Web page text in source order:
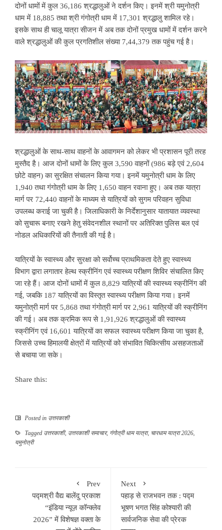
दोनों धामों में कुल 36,186 श्रद्धालुओं ने दर्शन किए। इनमें श्री यमुनोत्री
धाम में 18,885 तथा श्री गंगोत्री धाम में 17,301 श्रद्धालु शामिल रहे।
इसके साथ ही चालू यात्रा सीजन में अब तक दोनों प्रमुख धामों में दर्शन करने
वाले श्रद्धालुओं की कुल प्रगतिशील संख्या 7,44,379 तक पहुंच गई है।
श्रद्धालुओं के साथ-साथ वाहनों के आवागमन को लेकर भी प्रशासन पूरी तरह
मुस्तैद है। आज दोनों धामों के लिए कुल 3,590 वाहनों (986 बड़े एवं 2,604
छोटे वाहन) का सुरक्षित संचालन किया गया। इनमें यमुनोत्री धाम के लिए
1,940 तथा गंगोत्री धाम के लिए 1,650 वाहन रवाना हुए। अब तक यात्रा
मार्ग पर 72,440 वाहनों के माध्यम से यात्रियों को सुगम परिवहन सुविधा
उपलब्ध कराई जा चुकी है। जिलाधिकारी के निर्देशानुसार यातायात व्यवस्था
को सुचारू बनाए रखने हेतु संवेदनशील स्थानों पर अतिरिक्त पुलिस बल एवं
नोडल अधिकारियों की तैनाती की गई है।
यात्रियों के स्वास्थ्य और सुरक्षा को सर्वोच्च प्राथमिकता देते हुए स्वास्थ्य
विभाग द्वारा लगातार हेल्थ स्क्रीनिंग एवं स्वास्थ्य परीक्षण शिविर संचालित किए
जा रहे हैं। आज दोनों धामों में कुल 8,829 यात्रियों की स्वास्थ्य स्क्रीनिंग की
गई, जबकि 187 यात्रियों का विस्तृत स्वास्थ्य परीक्षण किया गया। इनमें
यमुनोत्री मार्ग पर 5,868 तथा गंगोत्री मार्ग पर 2,961 यात्रियों की स्क्रीनिंग
की गई। अब तक क्रमिक रूप से 1,91,926 श्रद्धालुओं की स्वास्थ्य
स्क्रीनिंग एवं 16,601 यात्रियों का सफल स्वास्थ्य परीक्षण किया जा चुका है,
जिससे उच्च हिमालयी क्षेत्रों में यात्रियों को संभावित चिकित्सीय असहजताओं
से बचाया जा सके।
Share this:
Posted in उत्तरकाशी
Tagged उत्तरकाशी, उत्तरकाशी समाचार, गंगोत्री धाम यात्रा, चारधाम यात्रा 2026
यमुनोत्री
Prev
पद्मश्री वैद्य बालेंदु प्रकाश
“इंडिया न्यूज़ कॉन्क्लेव
2026” में विशेषज्ञ वक्ता के
Next
पहाड़ से राजभवन तक : पद्म
भूषण भगत सिंह कोश्यारी की
सार्वजनिक सेवा की प्रेरक